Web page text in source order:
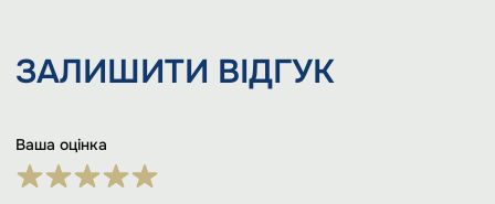
ЗАЛИШИТИ ВІДГУК
Ваша оцінка